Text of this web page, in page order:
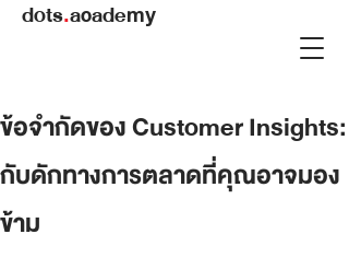
dots.academy
ข้อจำกัดของ Customer Insights:
กับดักทางการตลาดที่คุณอาจมอง
ข้าม